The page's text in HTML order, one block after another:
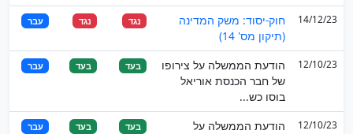
14/12/23
חוק-יסוד: משק המדינה
(תיקון מס' 14)
נגד נגד עבר
12/10/23
הודעת הממשלה על צירופו
של חבר הכנסת אוריאל
בוסו כש...
בעד בעד עבר
12/10/23
הודעת הממשלה על
בעד בעד עבר